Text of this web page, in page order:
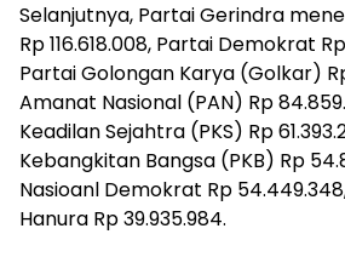
Selanjutnya, Partai Gerindra
Rp 116.618.008, Partai Demokrat
Partai Golongan Karya (Golkar)
Amanat Nasional (PAN) Rp
Keadilan Sejahtra (PKS) Rp
Kebangkitan Bangsa (PKB) Rp
Nasioanl Demokrat Rp
Hanura Rp 39.935.984.